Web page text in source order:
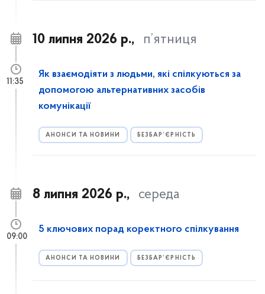
10 липня 2026 р., п’ятниця
Як взаємодіяти з людьми, які спілкуються за
допомогою альтернативних засобів
комунікації
АНОНСИ ТА НОВИНИ БЕЗБАР’ЄРНІСТЬ
11:35
8 липня 2026 р., середа
5 ключових порад коректного спілкування
АНОНСИ ТА НОВИНИ БЕЗБАР’ЄРНІСТЬ
09:00